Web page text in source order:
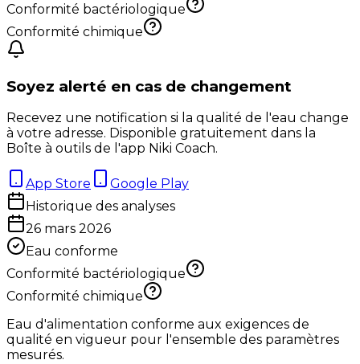
Conformité bactériologique
Conformité chimique
Soyez alerté en cas de changement
Recevez une notification si la qualité de l'eau change
à votre adresse. Disponible gratuitement dans la
Boîte à outils de l'app Niki Coach.
App Store
Google Play
Historique des analyses
26 mars 2026
Eau conforme
Conformité bactériologique
Conformité chimique
Eau d'alimentation conforme aux exigences de
qualité en vigueur pour l'ensemble des paramètres
mesurés.